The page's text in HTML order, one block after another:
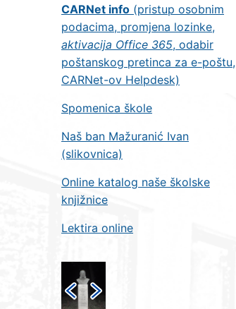
CARNet info (pristup osobnim
podacima, promjena lozinke,
aktivacija Office 365, odabir
poštanskog pretinca za e-poštu,
CARNet-ov Helpdesk)
Spomenica škole
Naš ban Mažuranić Ivan
(slikovnica)
Online katalog naše školske
knjižnice
Lektira online